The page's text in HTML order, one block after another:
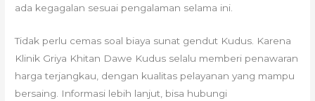
ada kegagalan sesuai pengalaman selama ini.
Tidak perlu cemas soal biaya sunat gendut Kudus. Karena
Klinik Griya Khitan Dawe Kudus selalu memberi penawaran
harga terjangkau, dengan kualitas pelayanan yang mampu
bersaing. Informasi lebih lanjut, bisa hubungi